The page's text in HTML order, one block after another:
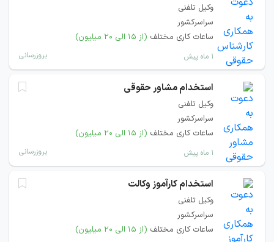
وکیل تلفنی
سراسرکشور
ساعات کاری مختلف (از ۱۵ الی ۲۰ میلیون)
۱ ماه پیش بروزرسانی
استخدام مشاور حقوقی
وکیل تلفنی
سراسرکشور
ساعات کاری مختلف (از ۱۵ الی ۲۰ میلیون)
۱ ماه پیش بروزرسانی
استخدام کارآموز وکالت
وکیل تلفنی
سراسرکشور
ساعات کاری مختلف (از ۱۵ الی ۲۰ میلیون)